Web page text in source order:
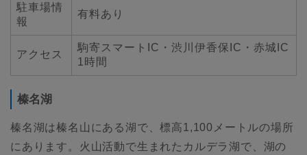
駐車場情
報
有料あり
アクセス
駒寄スマートIC・渋川伊香保IC・赤城IC
1時間
榛名湖
榛名湖は榛名山にある湖で、標高1,100メートルの場所
にあります。火山活動で生まれたカルデラ湖で、湖の